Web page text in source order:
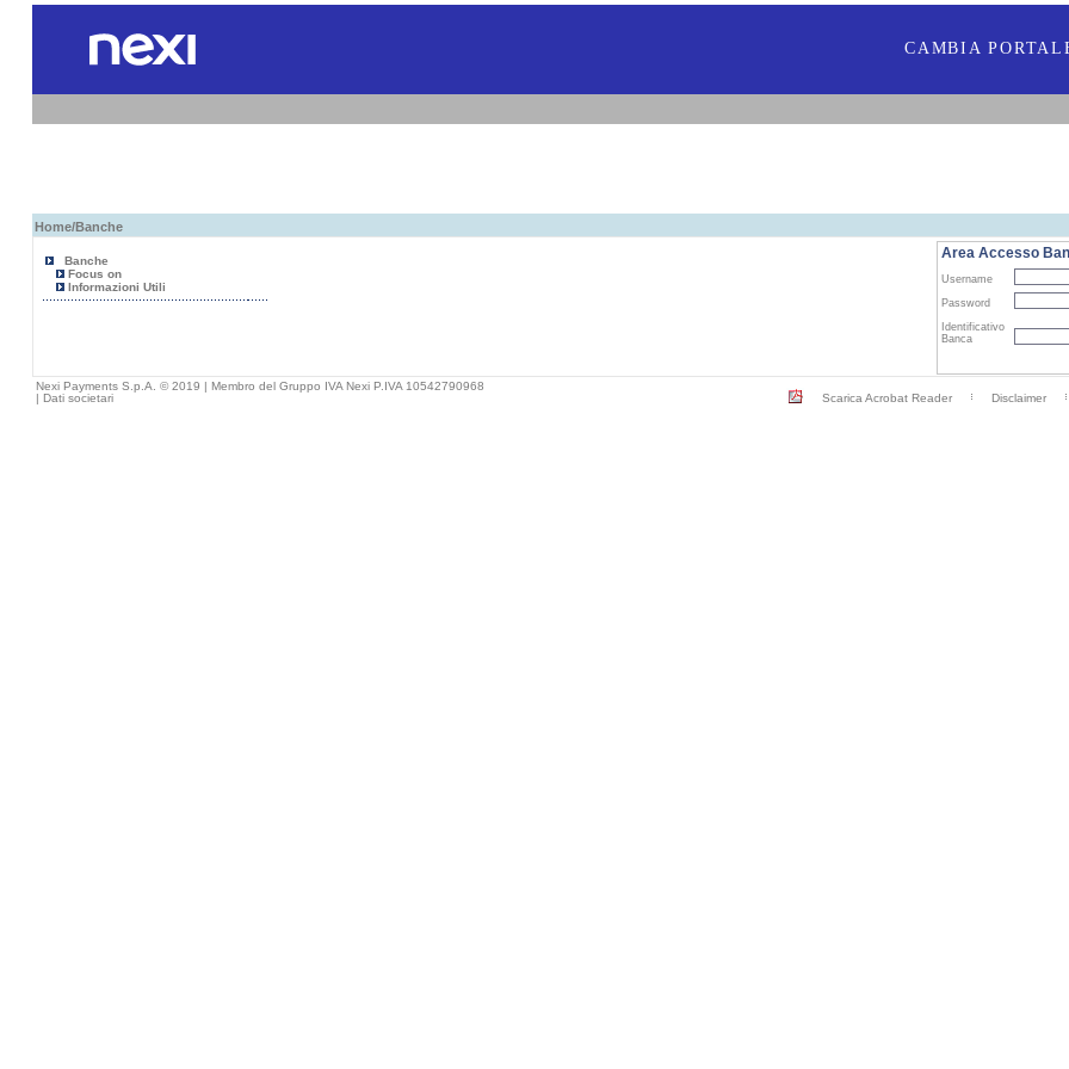
CAMBIA
Home/Banche
Banche
Focus on
Informazioni Utili
Area Accesso
Username
Password
Identificativo
Banca
Nexi Payments S.p.A. © 2019 | Membro del Gruppo IVA Nexi P.IVA 10542790968
| Dati societari Scarica Acrobat Reader Disclaimer